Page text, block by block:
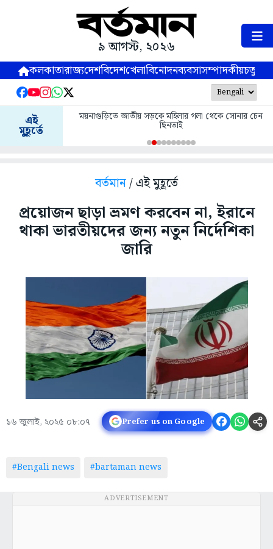
৯ আগস্ট, ২০২৬
কলকাতারাজ্যদেশবিদেশখেলাবিনোদনব্যবসাসম্পাদকীয়
এই
মুহূর্তে
ময়নাগুড়িতে জাতীয় সড়কে মহিলার গলা থেকে সোনার চেন
ছিনতাই
বর্তমান/ এই মুহূর্তে
প্রয়োজন ছাড়া ভ্রমণ করবেন না, ইরানে
থাকা ভারতীয়দের জন্য নতুন নির্দেশিকা
জারি
১৬ জুলাই, ২০২৫ ০৮:০৭ Prefer us on Google
#Bengali news #bartaman news
ADVERTISEMENT